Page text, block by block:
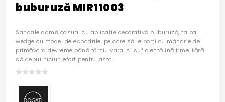
buburuză MIR11003
Sandale damă casual cu aplicație decorativă buburuză, talpa
wedge cu model de espadrile, pe care să le porți cu mândrie de
primăvara devreme până târziu vara. Ai suficientă înălțime, fără
să depui niciun efort pentru asta.